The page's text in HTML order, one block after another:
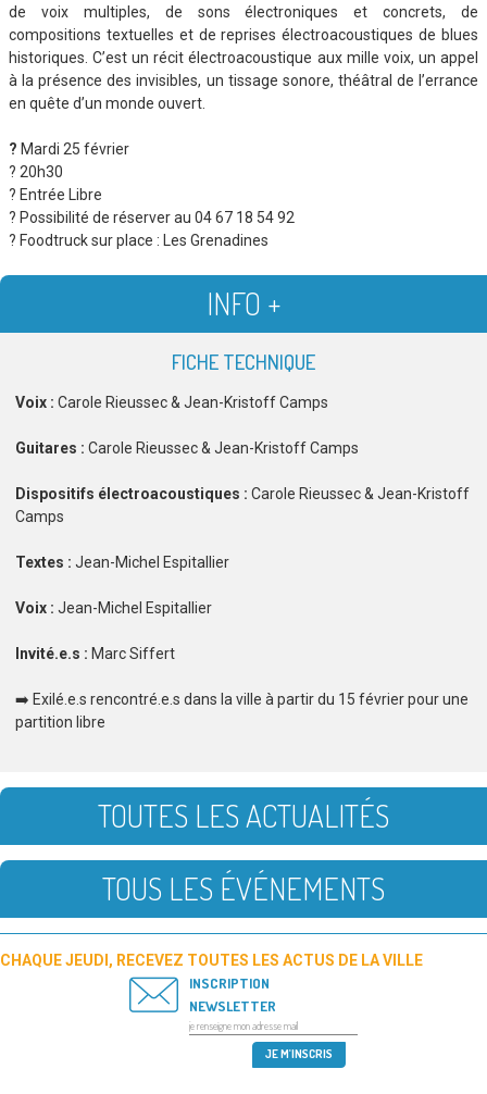
de voix multiples, de sons électroniques et concrets, de
compositions textuelles et de reprises électroacoustiques de blues
historiques. C’est un récit électroacoustique aux mille voix, un appel
à la présence des invisibles, un tissage sonore, théâtral de l’errance
en quête d’un monde ouvert.
? Mardi 25 février
? 20h30
? Entrée Libre
? Possibilité de réserver au 04 67 18 54 92
? Foodtruck sur place : Les Grenadines
INFO +
FICHE TECHNIQUE
Voix : Carole Rieussec & Jean-Kristoff Camps
Guitares : Carole Rieussec & Jean-Kristoff Camps
Dispositifs électroacoustiques : Carole Rieussec & Jean-Kristoff
Camps
Textes : Jean-Michel Espitallier
Voix : Jean-Michel Espitallier
Invité.e.s : Marc Siffert
➡️ Exilé.e.s rencontré.e.s dans la ville à partir du 15 février pour une
partition libre
TOUTES LES ACTUALITÉS
TOUS LES ÉVÉNEMENTS
CHAQUE JEUDI, RECEVEZ TOUTES LES ACTUS DE LA VILLE
INSCRIPTION
NEWSLETTER